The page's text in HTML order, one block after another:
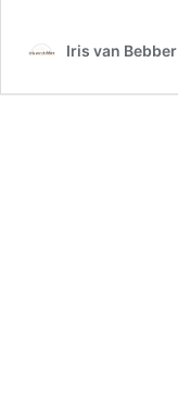
Iris van Bebber